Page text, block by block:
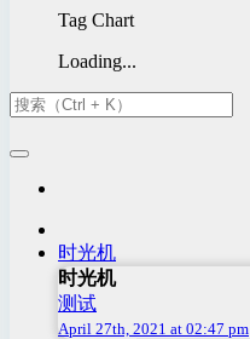
Tag Chart
Loading...
时光机
时光机
测试
April 27th, 2021 at 02:47 pm